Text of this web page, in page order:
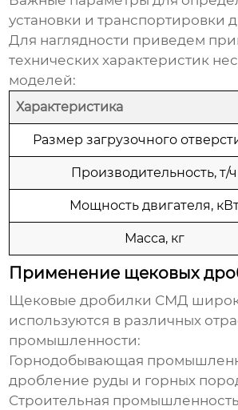
установки и транспортировки
Для наглядности приведем
технических характеристик
моделей:
Характеристика
Размер загрузочного
Производительность, т/ч
Мощность двигателя,
Масса, кг
Применение щековых
Щековые дробилки СМД
используются в различных
промышленности:
Горнодобывающая
дробление руды и горных
Строительная